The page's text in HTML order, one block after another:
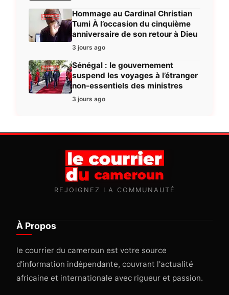
Hommage au Cardinal Christian
Tumi À l’occasion du cinquième
anniversaire de son retour à Dieu
3 jours ago
Sénégal : le gouvernement
suspend les voyages à l’étranger
non-essentiels des ministres
3 jours ago
REJOIGNEZ LA COMMUNAUTÉ
À Propos
le courrier du cameroun est votre source
d'information indépendante, couvrant l'actualité
africaine et internationale avec rigueur et passion.